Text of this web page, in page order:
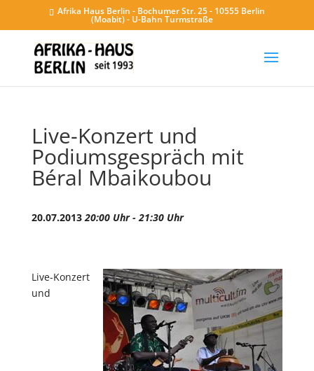
Afrika Haus Berlin - Bochumer Str. 25 - 10555 Berlin
(Moabit) - U-Bahn Turmstraße
Live-Konzert und
Podiumsgespräch mit
Béral Mbaikoubou
20.07.201320:00 Uhr - 21:30 Uhr
Live-Konzert
und